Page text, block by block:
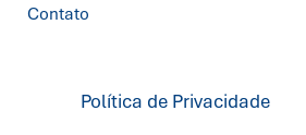
Contato
Política de Privacidade